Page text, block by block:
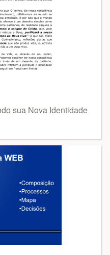
sua Nova Identidade